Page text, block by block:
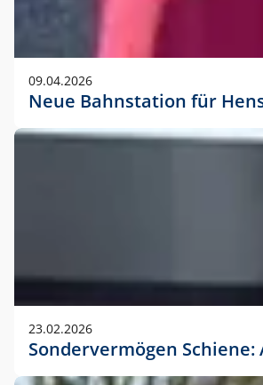
09.04.2026
Neue Bahnstation für
23.02.2026
Sondervermögen